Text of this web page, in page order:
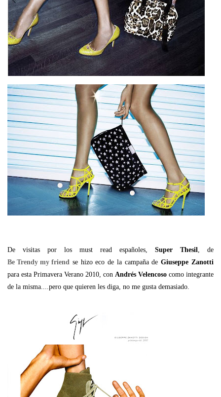
De visitas por los must read españoles, Super Thesil
, de
Be Trendy my friend se hizo eco de la campaña deGiuseppe Zanotti
para esta Primavera Verano 2010, con Andrés Velencoso como integrante
de la misma....pero que quieren les diga, no me gusta demasiado.